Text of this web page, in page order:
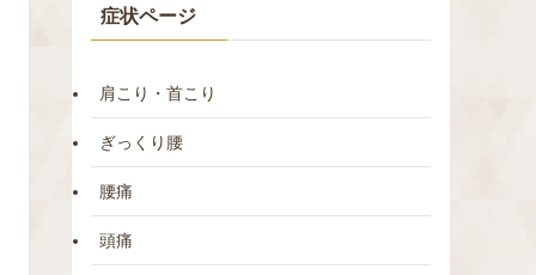
症状ページ
肩こり・首こり
ぎっくり腰
腰痛
頭痛